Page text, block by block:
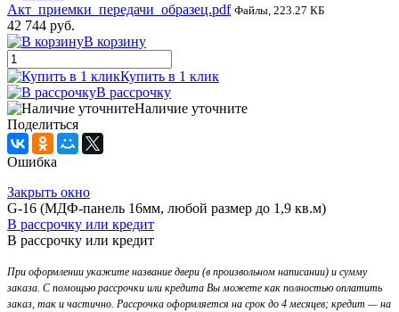
Акт_приемки_передачи_образец.pdf Файлы, 223.27 КБ
42 744 руб.
В корзину
Купить в 1 клик
В рассрочку
Наличие уточните
Поделиться
Ошибка
Закрыть окно
G-16 (МДФ-панель 16мм, любой размер до 1,9 кв.м)
В рассрочку или кредит
В рассрочку или кредит
При оформлении укажите название двери (в произвольном написании) и сумму
заказа. С помощью рассрочки или кредита Вы можете как полностью оплатить
заказ, так и частично. Рассрочка оформляется на срок до 4 месяцев; кредит — на